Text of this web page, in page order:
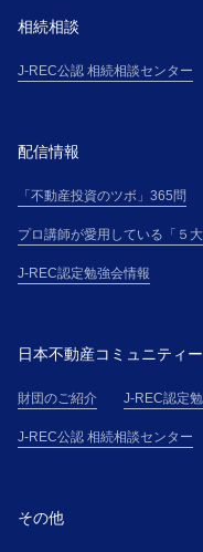
う）は、本サイト上
申込」という)を行な
して提供するものと
「所属団体」という
「団体申込」という
第５条(本講座受講申
査基準に基づく受講
諾しない場合には、
講を承諾しない旨を
２．主催者と受講者
めに従い受講者たる
相続相談
J-REC公認 相続相談センター
配信情報
「不動産投資のツボ」365問
プロ講師が愛用している「５大
J-REC認定勉強会情報
日本不動産コミュニティ
財団のご紹介 J-REC認定
J-REC公認 相続相談センター
その他